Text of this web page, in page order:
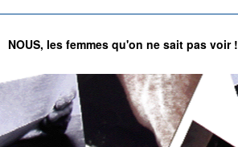
NOUS, les femmes qu'on ne sait pas voir !